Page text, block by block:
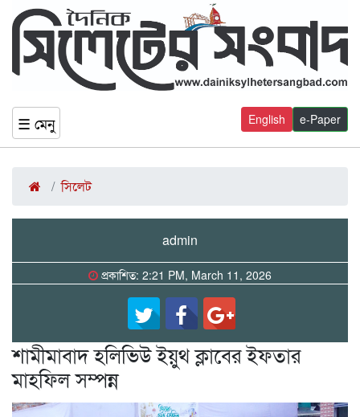
☰ মেনু e-Paper
English
সিলেট
admin
প্রকাশিত: 2:21 PM, March 11, 2026
শামীমাবাদ হলিভিউ ইয়ুথ ক্লাবের ইফতার
মাহফিল সম্পন্ন